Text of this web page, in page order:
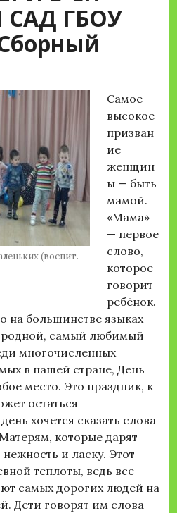
САД ГБОУ
(воспит.
Самое
высокое
призван
ие
женщин
ы — быть
мамой.
«Мама»
— первое
слово,
которое
говорит
ребёнок.
на большинстве языках
самый любимый
многочисленных
в нашей стране, День
место. Это праздник, к
остаться
хочется сказать слова
которые дарят
и ласку. Этот
теплоты, ведь все
самых дорогих людей на
Дети говорят им слова